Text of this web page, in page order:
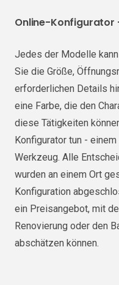
Online-
Jedes der Modelle
Sie die Größe,
erforderlichen Details
eine Farbe, die den
diese Tätigkeiten
Konfigurator tun -
Werkzeug. Alle
wurden an einem Ort
Konfiguration
ein Preisangebot, mit
Renovierung oder den
abschätzen können.